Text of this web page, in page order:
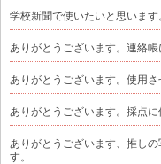
学校新聞で使いたいと思います
ありがとうございます。連絡帳
ありがとうございます。使用さ
ありがとうございます。採点に
ありがとうございます、推し
す。